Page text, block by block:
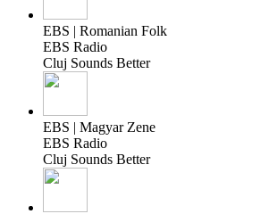
EBS | Romanian Folk
EBS Radio
Cluj Sounds Better
EBS | Magyar Zene
EBS Radio
Cluj Sounds Better